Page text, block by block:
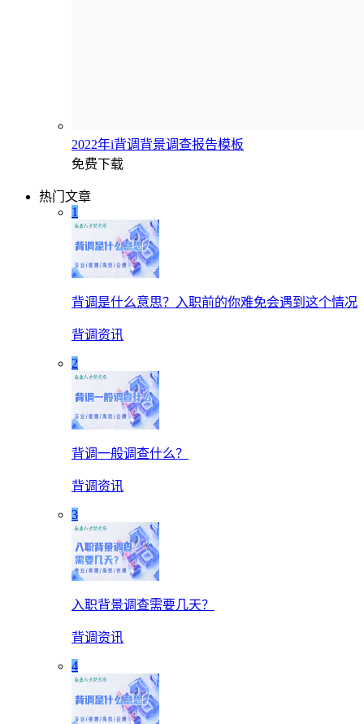
2022年i背调背景调查报告模板
免费下载
热门文章
1
背调是什么意思？入职前的你难免会遇到这个情况
背调资讯
2
背调一般调查什么？
背调资讯
3
入职背景调查需要几天？
背调资讯
4